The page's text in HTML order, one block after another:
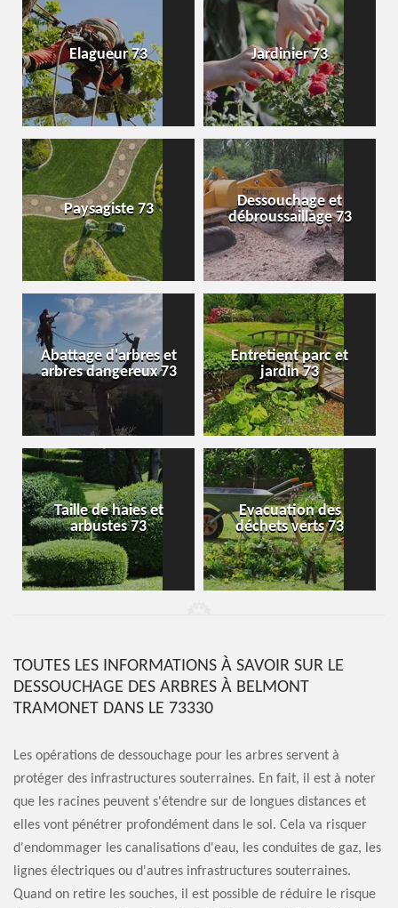
Elagueur 73 Jardinier 73
Paysagiste 73
Dessouchage et
débroussaillage 73
Abattage d'arbres et
arbres dangereux 73
Entretient parc et
jardin 73
Taille de haies et
arbustes 73
Evacuation des
déchets verts 73
TOUTES LES INFORMATIONS À SAVOIR SUR LE
DESSOUCHAGE DES ARBRES À BELMONT
TRAMONET DANS LE 73330
Les opérations de dessouchage pour les arbres servent à
protéger des infrastructures souterraines. En fait, il est à noter
que les racines peuvent s'étendre sur de longues distances et
elles vont pénétrer profondément dans le sol. Cela va risquer
d'endommager les canalisations d'eau, les conduites de gaz, les
lignes électriques ou d'autres infrastructures souterraines.
Quand on retire les souches, il est possible de réduire le risque